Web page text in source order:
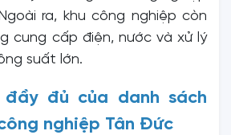
ra, khu công nghiệp còn
cung cấp điện, nước và xử lý
suất lớn.
đầy đủ của danh sách
nghiệp Tân Đức